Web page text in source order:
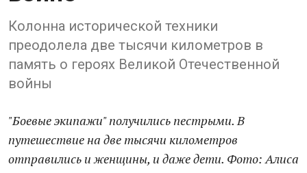
Колонна исторической техники
преодолела две тысячи километров в
память о героях Великой Отечественной
войны
"Боевые экипажи" получились пестрыми. В
путешествие на две тысячи километров
отправились и женщины, и даже дети. Фото: Алиса